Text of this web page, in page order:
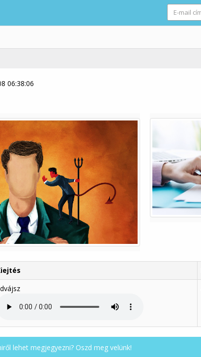
06:38:06
lehet megjegyezni? Oszd meg velünk!